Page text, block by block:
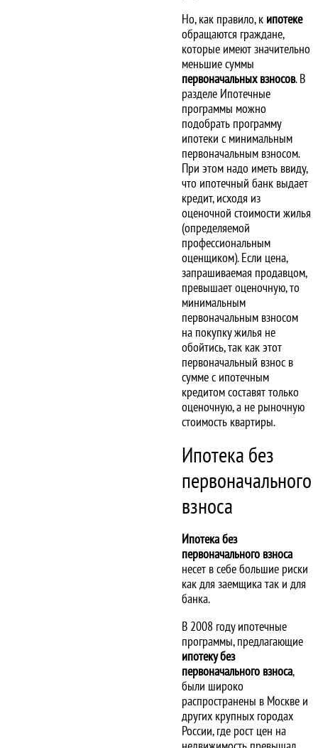
Но, как правило, к ипотеке
обращаются граждане,
которые имеют значительно
меньшие суммы
первоначальных взносов. В
разделе Ипотечные
программы можно
подобрать программу
ипотеки с минимальным
первоначальным взносом.
При этом надо иметь ввиду,
что ипотечный банк выдает
кредит, исходя из
оценочной стоимости жилья
(определяемой
профессиональным
оценщиком). Если цена,
запрашиваемая продавцом,
превышает оценочную, то
минимальным
первоначальным взносом
на покупку жилья не
обойтись, так как этот
первоначальный взнос в
сумме с ипотечным
кредитом составят только
оценочную, а не рыночную
стоимость квартиры.
Ипотека без
первоначального
взноса
Ипотека без
первоначального взноса
несет в себе большие риски
как для заемщика так и для
банка.
В 2008 году ипотечные
программы, предлагающие
ипотеку без
первоначального взноса,
были широко
распространены в Москве и
других крупных городах
России, где рост цен на